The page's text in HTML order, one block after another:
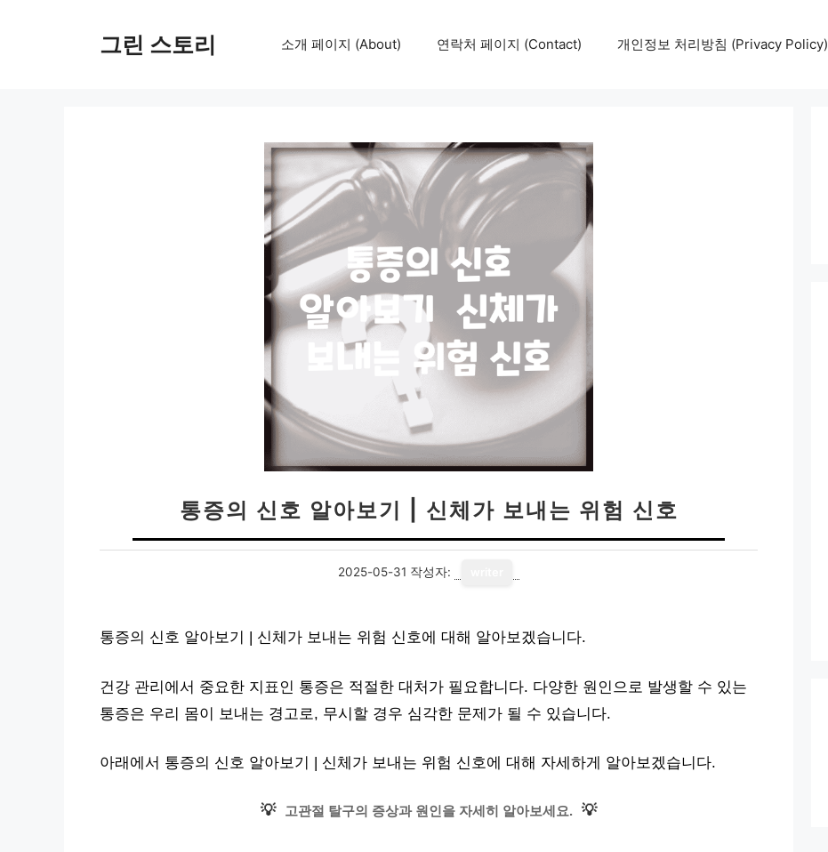
그린 스토리 소개 페이지 (About) 연락처 페이지 (Contact) 개인정보 처리방침 (Privacy Policy)
통증의 신호 알아보기 | 신체가 보내는 위험 신호
2025-05-31 작성자:
통증의 신호 알아보기 | 신체가 보내는 위험 신호에 대해 알아보겠습니다.
건강 관리에서 중요한 지표인 통증은 적절한 대처가 필요합니다. 다양한 원인으로 발생할 수 있는
통증은 우리 몸이 보내는 경고로, 무시할 경우 심각한 문제가 될 수 있습니다.
아래에서 통증의 신호 알아보기 | 신체가 보내는 위험 신호에 대해 자세하게 알아보겠습니다.
💡 고관절 탈구의 증상과 원인을 자세히 알아보세요. 💡